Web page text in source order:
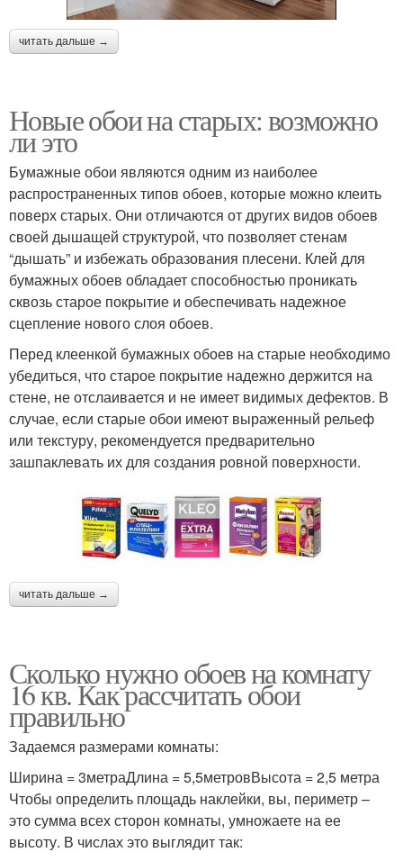
читать дальше →
Новые обои на старых: возможно
ли это
Бумажные обои являются одним из наиболее
распространенных типов обоев, которые можно клеить
поверх старых. Они отличаются от других видов обоев
своей дышащей структурой, что позволяет стенам
“дышать” и избежать образования плесени. Клей для
бумажных обоев обладает способностью проникать
сквозь старое покрытие и обеспечивать надежное
сцепление нового слоя обоев.
Перед клеенкой бумажных обоев на старые необходимо
убедиться, что старое покрытие надежно держится на
стене, не отслаивается и не имеет видимых дефектов. В
случае, если старые обои имеют выраженный рельеф
или текстуру, рекомендуется предварительно
зашпаклевать их для создания ровной поверхности.
читать дальше →
Сколько нужно обоев на комнату
16 кв. Как рассчитать обои
правильно
Задаемся размерами комнаты:
Ширина = 3метраДлина = 5,5метровВысота = 2,5 метра
Чтобы определить площадь наклейки, вы, периметр –
это сумма всех сторон комнаты, умножаете на ее
высоту. В числах это выглядит так: